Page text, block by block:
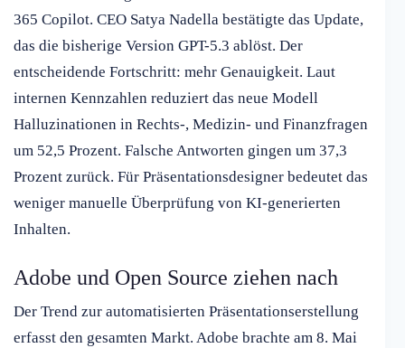
365 Copilot. CEO Satya Nadella bestätigte das Update,
das die bisherige Version GPT-5.3 ablöst. Der
entscheidende Fortschritt: mehr Genauigkeit. Laut
internen Kennzahlen reduziert das neue Modell
Halluzinationen in Rechts-, Medizin- und Finanzfragen
um 52,5 Prozent. Falsche Antworten gingen um 37,3
Prozent zurück. Für Präsentationsdesigner bedeutet das
weniger manuelle Überprüfung von KI-generierten
Inhalten.
Adobe und Open Source ziehen nach
Der Trend zur automatisierten Präsentationserstellung
erfasst den gesamten Markt. Adobe brachte am 8. Mai